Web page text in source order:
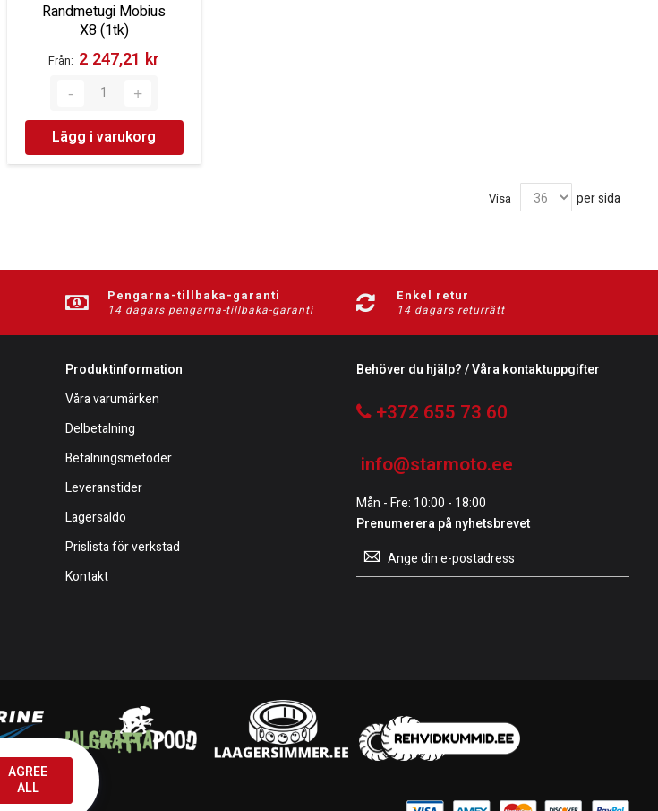
Randmetugi Mobius
X8 (1tk)
Från 2 247,21 kr‎
Lägg i varukorg
Visa per sida
Pengarna-tillbaka-garanti
14 dagars pengarna-tillbaka-garanti
Enkel retur
14 dagars returrätt
Produktinformation
Våra varumärken
Delbetalning
Betalningsmetoder
Leveranstider
Lagersaldo
Prislista för verkstad
Kontakt
Behöver du hjälp? / Våra kontaktuppgifter
+372 655 73 60
info@starmoto.ee
Mån - Fre: 10:00 - 18:00
Prenumerera på nyhetsbrevet
Prenumerera
på
vårt
AGREE
ALL